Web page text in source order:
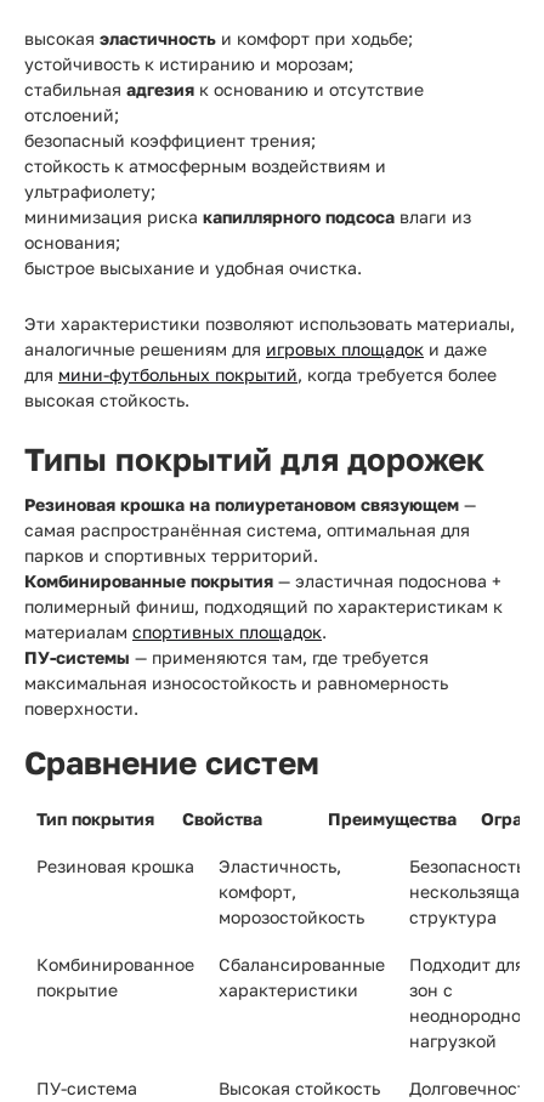
высокая эластичность и комфорт при ходьбе;
устойчивость к истиранию и морозам;
стабильная адгезия к основанию и отсутствие
отслоений;
безопасный коэффициент трения;
стойкость к атмосферным воздействиям и
ультрафиолету;
минимизация риска капиллярного подсоса влаги из
основания;
быстрое высыхание и удобная очистка.
Эти характеристики позволяют использовать материалы,
аналогичные решениям для игровых площадок и даже
для мини-футбольных покрытий, когда требуется более
высокая стойкость.
Типы покрытий для дорожек
Резиновая крошка на полиуретановом связующем —
самая распространённая система, оптимальная для
парков и спортивных территорий.
Комбинированные покрытия — эластичная подоснова +
полимерный финиш, подходящий по характеристикам к
материалам спортивных площадок.
ПУ-системы — применяются там, где требуется
максимальная износостойкость и равномерность
поверхности.
Сравнение систем
Тип покрытия Свойства Преимущества
Резиновая крошка
Эластичность,
комфорт,
морозостойкость
Безопасность,
нескользящая
структура
Комбинированное
покрытие
Сбалансированные
характеристики
Подходит для
зон с
неоднородной
нагрузкой
ПУ-система
Высокая стойкость
Долговечность